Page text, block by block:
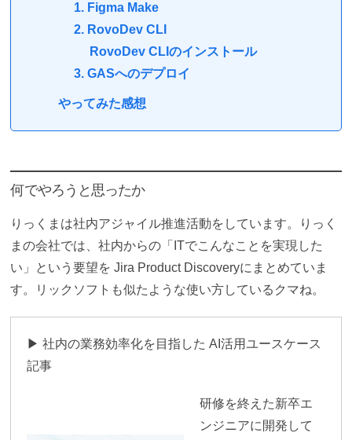
1. Figma Make
2. RovoDev CLI
RovoDev CLIのインストール
3. GASへのデプロイ
やってみた感想
何でやろうと思ったか
りっくまは社内アジャイル推進活動をしています。りっく
まの会社では、社内からの「ITでこんなことを実現した
い」という要望を Jira Product Discoveryにまとめていま
す。リックソフトも似たような使い方しているクマね。
▶ 社内の業務効率化を目指した AI活用ユースケース
記事
研修を終えた新卒エ
ンジニアに開発して